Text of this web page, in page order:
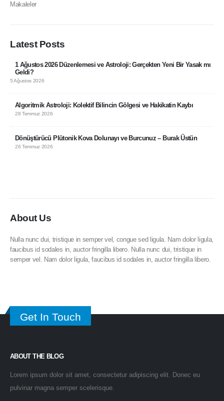
Makaleler
Latest Posts
1 Ağustos 2026 Düzenlemesi ve Astroloji: Gerçekten Yeni Bir Yasak mı
Geldi?
5 Ağustos 2026
Algoritmik Astroloji: Kolektif Bilincin Gölgesi ve Hakikatin Kaybı
28 Temmuz 2026
Dönüştürücü Plütonik Kova Dolunayı ve Burcunuz – Burak Üstün
26 Temmuz 2026
About Us
Nulla nunc dui, tristique in semper vel, congue sed ligula. Nam dolor ligula,
faucibus id sodales in, auctor fringilla libero. Nulla nunc dui, tristique in
semper vel. Nam dolor ligula, faucibus id sodales in, auctor fringilla libero.
Get In Touch
ABOUT THE BLOG
Lorem ipsum dolor sit amet, consectetur adipiscing elit. Donec eu
pulvinar magna semper scelerisque.